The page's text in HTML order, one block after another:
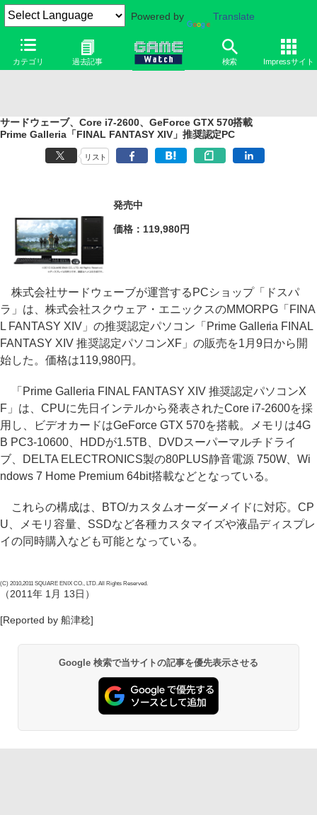
Powered by Translate
カテゴリ 過去記事 検索 Impressサイト
サードウェーブ、Core i7-2600、GeForce GTX 570搭載
Prime Galleria「FINAL FANTASY XIV」推奨認定PC
リスト
発売中
価格：119,980円
株式会社サードウェーブが運営するPCショップ「ドスパ
ラ」は、株式会社スクウェア・エニックスのMMORPG「FINA
L FANTASY XIV」の推奨認定パソコン「Prime Galleria FINAL
FANTASY XIV 推奨認定パソコンXF」の販売を1月9日から開
始した。価格は119,980円。
「Prime Galleria FINAL FANTASY XIV 推奨認定パソコンX
F」は、CPUに先日インテルから発表されたCore i7-2600を採
用し、ビデオカードはGeForce GTX 570を搭載。メモリは4G
B PC3-10600、HDDが1.5TB、DVDスーパーマルチドライ
ブ、DELTA ELECTRONICS製の80PLUS静音電源 750W、Wi
ndows 7 Home Premium 64bit搭載などとなっている。
これらの構成は、BTO/カスタムオーダーメイドに対応。CP
U、メモリ容量、SSDなど各種カスタマイズや液晶ディスプレ
イの同時購入なども可能となっている。
(C) 2010,2011 SQUARE ENIX CO., LTD. All Rights Reserved.
（2011年 1月 13日）
[Reported by 船津稔]
Google 検索で当サイトの記事を優先表示させる